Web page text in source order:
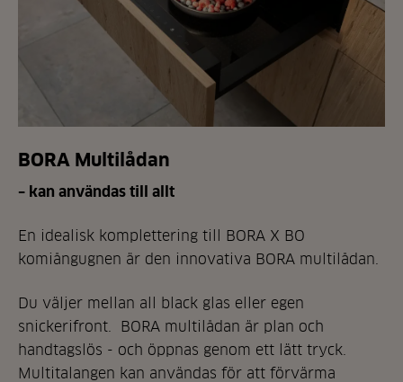
BORA Multilådan
– kan användas till allt
En idealisk komplettering till BORA X BO
komiångugnen är den innovativa BORA multilådan.
Du väljer mellan all black glas eller egen
snickerifront. BORA multilådan är plan och
handtagslös - och öppnas genom ett lätt tryck.
Multitalangen kan användas för att förvärma